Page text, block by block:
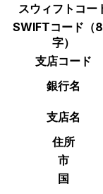
スウィフトコー
SWIFTコード（
字）
支店コード
銀行名
支店名
住所
市
国